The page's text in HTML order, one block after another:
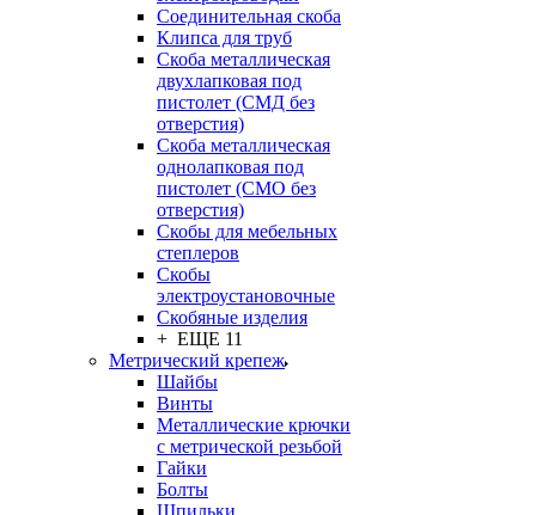
Соединительная скоба
Клипса для труб
Скоба металлическая
двухлапковая под
пистолет (СМД без
отверстия)
Скоба металлическая
однолапковая под
пистолет (СМО без
отверстия)
Скобы для мебельных
степлеров
Скобы
электроустановочные
Скобяные изделия
+ ЕЩЕ 11
Метрический крепеж
Шайбы
Винты
Металлические крючки
с метрической резьбой
Гайки
Болты
Шпильки